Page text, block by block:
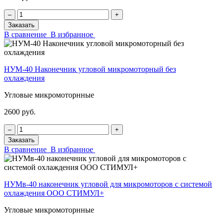
‒
+
Заказать
В сравнение В избранное
НУМ-40 Наконечник угловой микромоторный без
охлаждения
Угловые микромоторнные
2600 руб.
‒
+
Заказать
В сравнение В избранное
НУМв-40 наконечник угловой для микромоторов с системой
охлаждения ООО СТИМУЛ+
Угловые микромоторнные